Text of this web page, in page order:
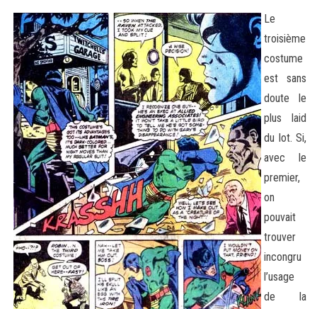
Le
troisième
costume
est sans
doute le
plus laid
du lot. Si,
avec le
premier,
on
pouvait
trouver
incongru
l’usage
de la